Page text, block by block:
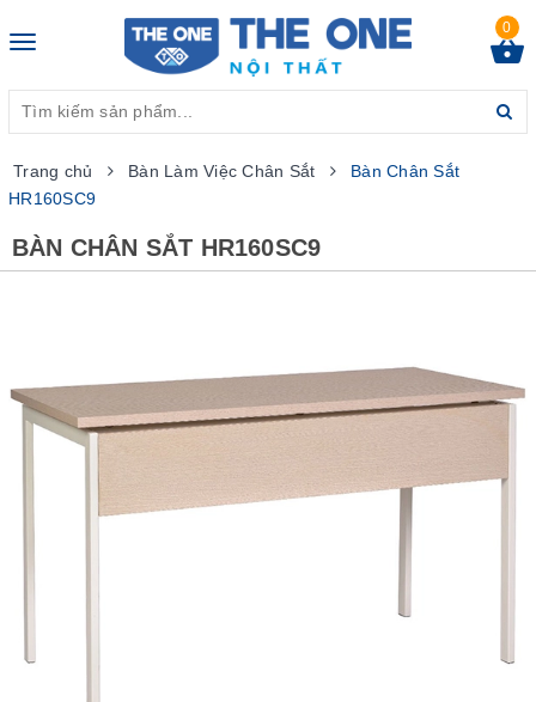
Toggle
0
Trang chủ Bàn Làm Việc Chân Sắt
Bàn Chân Sắt
HR160SC9
BÀN CHÂN SẮT HR160SC9